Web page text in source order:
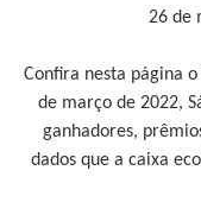
26 de
Confira nesta página
de março de 2022,
ganhadores,
dados que a caixa